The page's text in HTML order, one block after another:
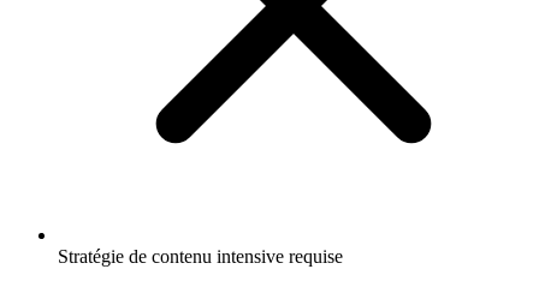
Stratégie de contenu intensive requise